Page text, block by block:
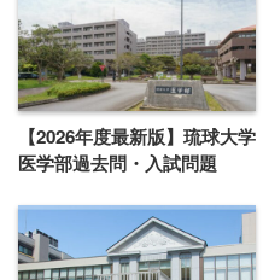
【2026年度最新版】琉球大学
医学部過去問・入試問題